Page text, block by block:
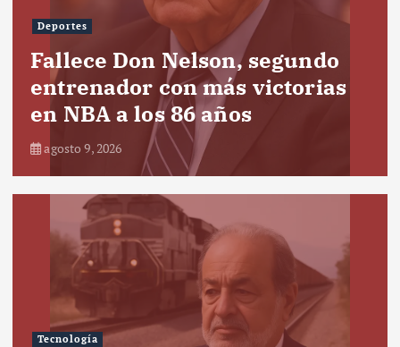
Deportes
Fallece Don Nelson, segundo
entrenador con más victorias
en NBA a los 86 años
agosto 9, 2026
Tecnología